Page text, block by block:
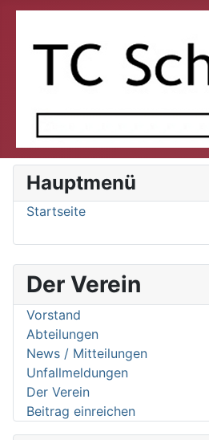
Hauptmenü
Startseite
Der Verein
Vorstand
Abteilungen
News / Mitteilungen
Unfallmeldungen
Der Verein
Beitrag einreichen